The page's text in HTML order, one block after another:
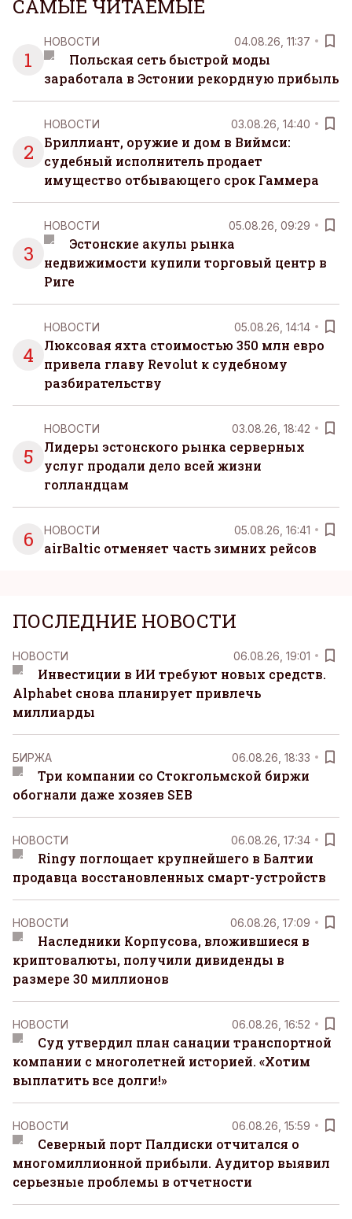
САМЫЕ ЧИТАЕМЫЕ
1
НОВОСТИ 04.08.26, 11:37
Польская сеть быстрой моды
заработала в Эстонии рекордную прибыль
2
НОВОСТИ 03.08.26, 14:40
Бриллиант, оружие и дом в Виймси:
судебный исполнитель продает
имущество отбывающего срок Гаммера
3
НОВОСТИ 05.08.26, 09:29
Эстонские акулы рынка
недвижимости купили торговый центр в
Риге
4
НОВОСТИ 05.08.26, 14:14
Люксовая яхта стоимостью 350 млн евро
привела главу Revolut к судебному
разбирательству
5
НОВОСТИ 03.08.26, 18:42
Лидеры эстонского рынка серверных
услуг продали дело всей жизни
голландцам
6 НОВОСТИ 05.08.26, 16:41
airBaltic отменяет часть зимних рейсов
ПОСЛЕДНИЕ НОВОСТИ
НОВОСТИ 06.08.26, 19:01
Инвестиции в ИИ требуют новых средств.
Alphabet снова планирует привлечь
миллиарды
БИРЖА 06.08.26, 18:33
Три компании со Стокгольмской биржи
обогнали даже хозяев SEB
НОВОСТИ 06.08.26, 17:34
Ringy поглощает крупнейшего в Балтии
продавца восстановленных смарт-устройств
НОВОСТИ 06.08.26, 17:09
Наследники Корпусова, вложившиеся в
криптовалюты, получили дивиденды в
размере 30 миллионов
НОВОСТИ 06.08.26, 16:52
Суд утвердил план санации транспортной
компании с многолетней историей. «Хотим
выплатить все долги!»
НОВОСТИ 06.08.26, 15:59
Северный порт Палдиски отчитался о
многомиллионной прибыли. Аудитор выявил
серьезные проблемы в отчетности